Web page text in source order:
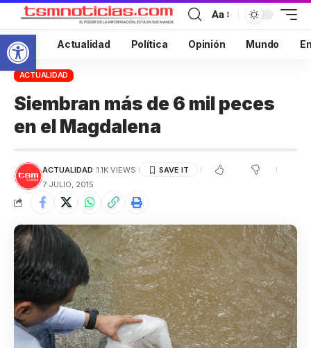
Abrir barra de herramientas
Aa
Inicio Actualidad Política Opinión Mundo
ACTUALIDAD
Siembran más de 6 mil peces
en el Magdalena
ACTUALIDAD 1.1K VIEWS
7 JULIO, 2015